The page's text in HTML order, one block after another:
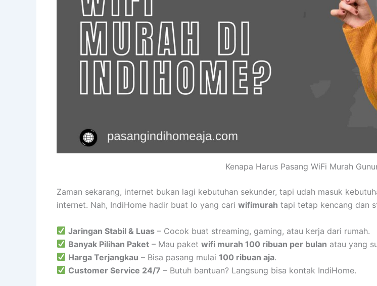
Kenapa Harus Pasang WiFi Murah
Zaman sekarang, internet bukan lagi kebutuhan sekunder, tapi udah masuk
internet. Nah, IndiHome hadir buat lo yang cari wifimurah tapi tetap kencang dan
Jaringan Stabil & Luas – Cocok buat streaming, gaming, atau kerja dari rumah.
Banyak Pilihan Paket – Mau paketwifi murah 100 ribuan per bulan atau yang
Harga Terjangkau – Bisa pasang mulai100 ribuan aja.
Customer Service 24/7 – Butuh bantuan? Langsung bisa kontak IndiHome.